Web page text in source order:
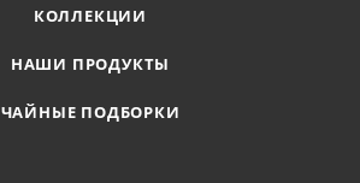
КОЛЛЕКЦИИ
НАШИ ПРОДУКТЫ
ЧАЙНЫЕ ПОДБОРКИ